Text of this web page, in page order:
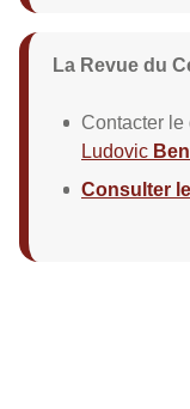
La Revue du
Contacter le
Ludovic
Consulter